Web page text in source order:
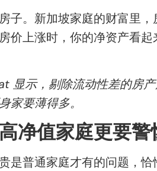
子。新加坡家庭的财富里
价上涨时，你的净资产看
显示，剔除流动性差的房
家要薄得多。
净值家庭更要警
是普通家庭才有的问题，